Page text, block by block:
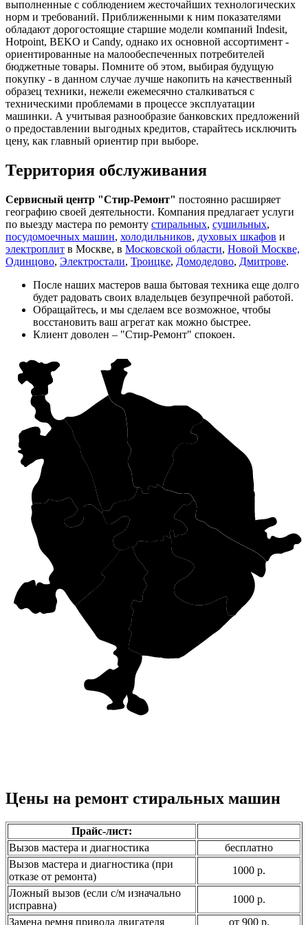
выполненные с соблюдением жесточайших технологических
норм и требований. Приближенными к ним показателями
обладают дорогостоящие старшие модели компаний Indesit,
Hotpoint, BEKO и Candy, однако их основной ассортимент -
ориентированные на малообеспеченных потребителей
бюджетные товары. Помните об этом, выбирая будущую
покупку - в данном случае лучше накопить на качественный
образец техники, нежели ежемесячно сталкиваться с
техническими проблемами в процессе эксплуатации
машинки. А учитывая разнообразие банковских предложений
о предоставлении выгодных кредитов, старайтесь исключить
цену, как главный ориентир при выборе.
Территория обслуживания
Сервисный центр "Стир-Ремонт" постоянно расширяет
географию своей деятельности. Компания предлагает услуги
по выезду мастера по ремонту стиральных, сушильных,
посудомоечных машин, холодильников, духовых шкафов и
электроплит в Москве, в Московской области, Новой Москве,
Одинцово, Электростали, Троицке, Домодедово, Дмитрове.
После наших мастеров ваша бытовая техника еще долго
будет радовать своих владельцев безупречной работой.
Обращайтесь, и мы сделаем все возможное, чтобы
восстановить ваш агрегат как можно быстрее.
Клиент доволен – "Стир-Ремонт" спокоен.
Цены на ремонт стиральных машин
Прайс-лист:
Вызов мастера и диагностика
бесплатно
Вызов мастера и диагностика (при
отказе от ремонта)
1000 р.
Ложный вызов (если с/м изначально
исправна)
1000 р.
Замена ремня привода двигателя
от 900 р.